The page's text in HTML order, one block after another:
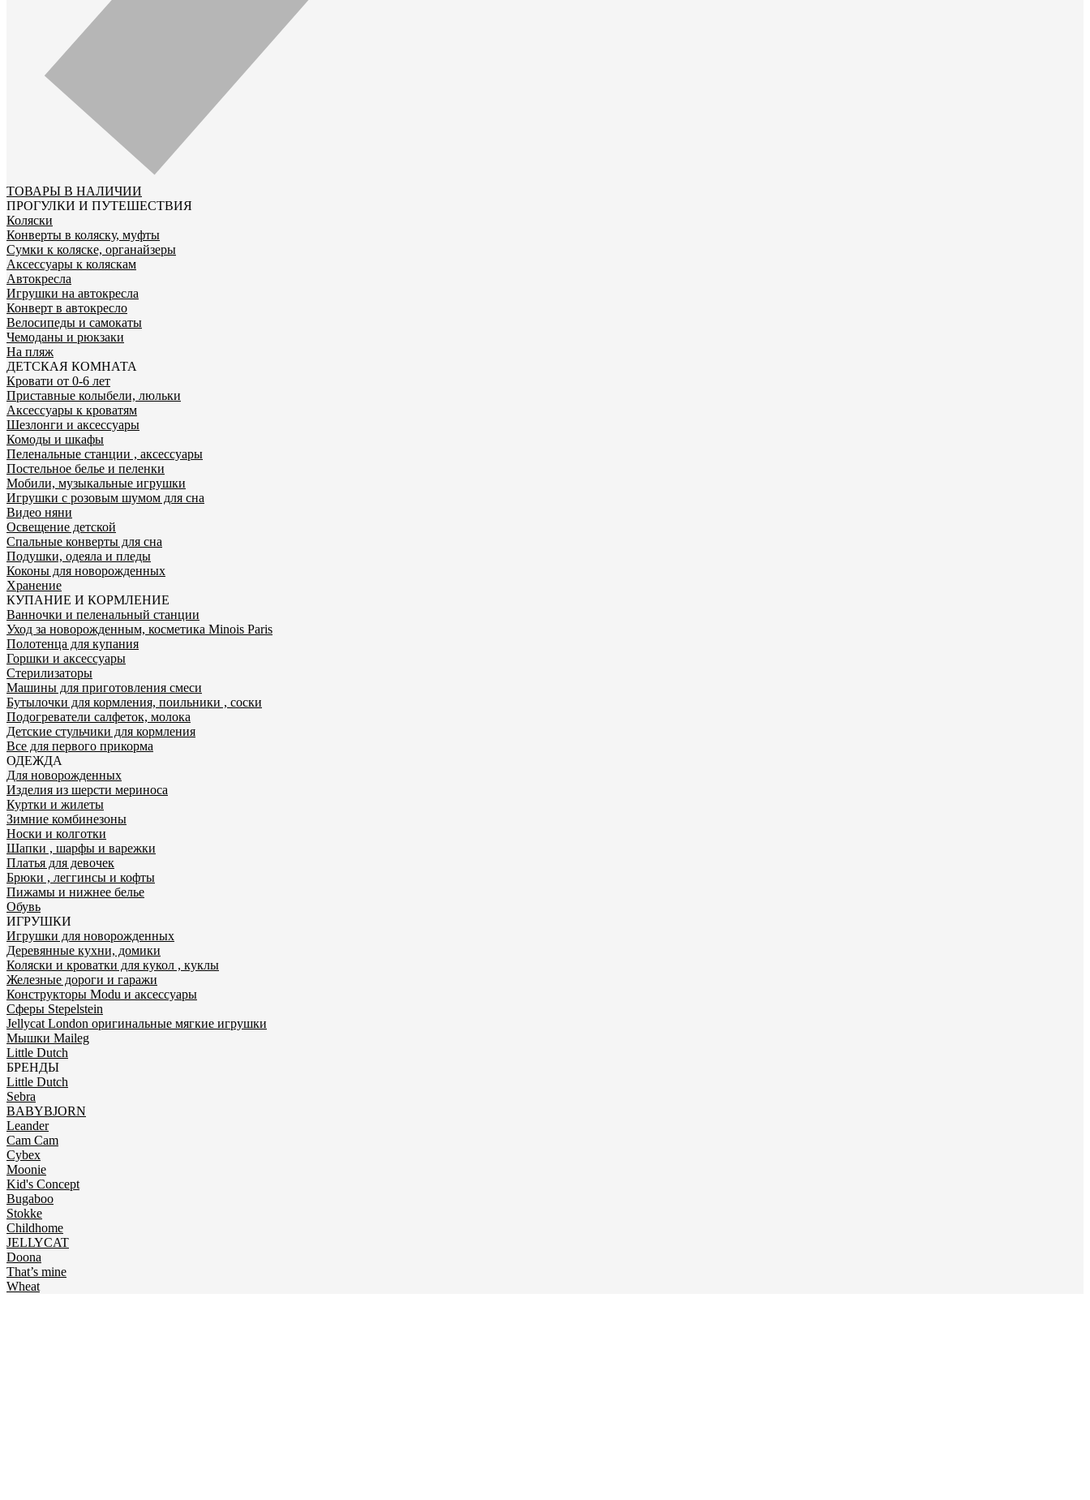
ТОВАРЫ В НАЛИЧИИ
ПРОГУЛКИ И ПУТЕШЕСТВИЯ
Коляски
Конверты в коляску, муфты
Сумки к коляске, органайзеры
Аксессуары к коляскам
Автокресла
Игрушки на автокресла
Конверт в автокресло
Велосипеды и самокаты
Чемоданы и рюкзаки
На пляж
ДЕТСКАЯ КОМНАТА
Кровати от 0-6 лет
Приставные колыбели, люльки
Аксессуары к кроватям
Шезлонги и аксессуары
Комоды и шкафы
Пеленальные станции , аксессуары
Постельное белье и пеленки
Мобили, музыкальные игрушки
Игрушки с розовым шумом для сна
Видео няни
Освещение детской
Спальные конверты для сна
Подушки, одеяла и пледы
Коконы для новорожденных
Хранение
КУПАНИЕ И КОРМЛЕНИЕ
Ванночки и пеленальный станции
Уход за новорожденным, косметика Minois Paris
Полотенца для купания
Горшки и аксессуары
Стерилизаторы
Машины для приготовления смеси
Бутылочки для кормления, поильники , соски
Подогреватели салфеток, молока
Детские стульчики для кормления
Все для первого прикорма
ОДЕЖДА
Для новорожденных
Изделия из шерсти мериноса
Куртки и жилеты
Зимние комбинезоны
Носки и колготки
Шапки , шарфы и варежки
Платья для девочек
Брюки , леггинсы и кофты
Пижамы и нижнее белье
Обувь
ИГРУШКИ
Игрушки для новорожденных
Деревянные кухни, домики
Коляски и кроватки для кукол , куклы
Железные дороги и гаражи
Конструкторы Modu и аксессуары
Сферы Stepelstein
Jellycat London оригинальные мягкие игрушки
Мышки Maileg
Little Dutch
БРЕНДЫ
Little Dutch
Sebra
BABYBJORN
Leander
Cam Cam
Cybex
Moonie
Kid's Concept
Bugaboo
Stokke
Childhome
JELLYCAT
Doona
That’s mine
Wheat